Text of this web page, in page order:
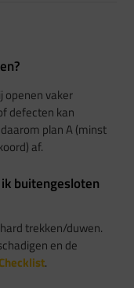
openen vaker
defecten kan
plan A (minst
af.
buitengesloten
trekken/duwen.
en de
Checklist.